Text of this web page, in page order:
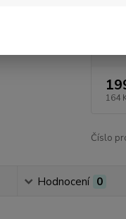
164
Číslo
Hodnocení 0